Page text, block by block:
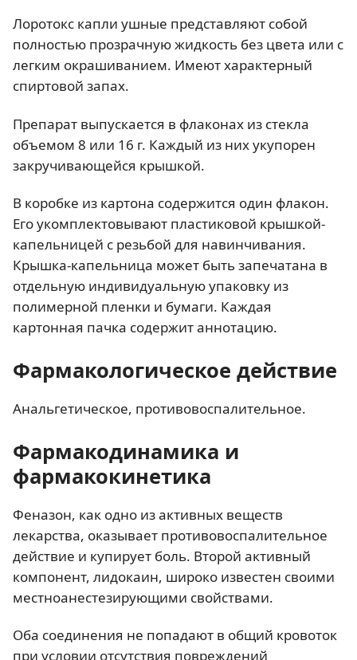
Лоротокс капли ушные представляют собой
полностью прозрачную жидкость без цвета или с
легким окрашиванием. Имеют характерный
спиртовой запах.
Препарат выпускается в флаконах из стекла
объемом 8 или 16 г. Каждый из них укупорен
закручивающейся крышкой.
В коробке из картона содержится один флакон.
Его укомплектовывают пластиковой крышкой-
капельницей с резьбой для навинчивания.
Крышка-капельница может быть запечатана в
отдельную индивидуальную упаковку из
полимерной пленки и бумаги. Каждая
картонная пачка содержит аннотацию.
Фармакологическое действие
Анальгетическое, противовоспалительное.
Фармакодинамика и
фармакокинетика
Феназон, как одно из активных веществ
лекарства, оказывает противовоспалительное
действие и купирует боль. Второй активный
компонент, лидокаин, широко известен своими
местноанестезирующими свойствами.
Оба соединения не попадают в общий кровоток
при условии отсутствия повреждений